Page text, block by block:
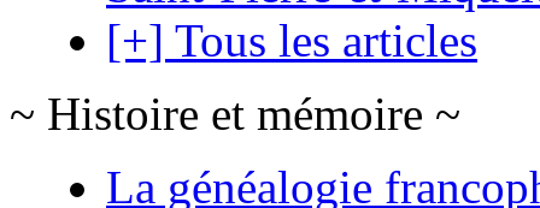
[+] Tous les articles
~ Histoire et mémoire ~
La généalogie